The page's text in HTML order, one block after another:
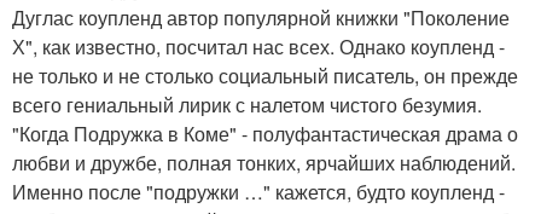
Дуглас коупленд автор популярной книжки "Поколение
Х", как известно, посчитал нас всех. Однако коупленд -
не только и не столько социальный писатель, он прежде
всего гениальный лирик с налетом чистого безумия.
"Когда Подружка в Коме" - полуфантастическая драма о
любви и дружбе, полная тонких, ярчайших наблюдений.
Именно после "подружки …" кажется, будто коупленд -